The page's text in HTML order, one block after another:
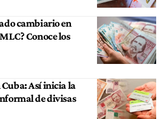
cambiario en
Conoce los
Así inicia la
de divisas